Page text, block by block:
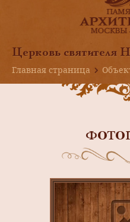
Церковь святителя
Главная страница